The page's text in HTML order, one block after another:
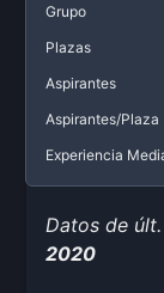
Grupo
Plazas
Aspirantes
Aspirantes/Plaza
Experiencia
Datos de
2020